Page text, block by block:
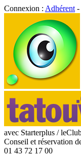
Connexion : Adhérent -
avec Starterplus /
Conseil et réservation
01 43 72 17 00